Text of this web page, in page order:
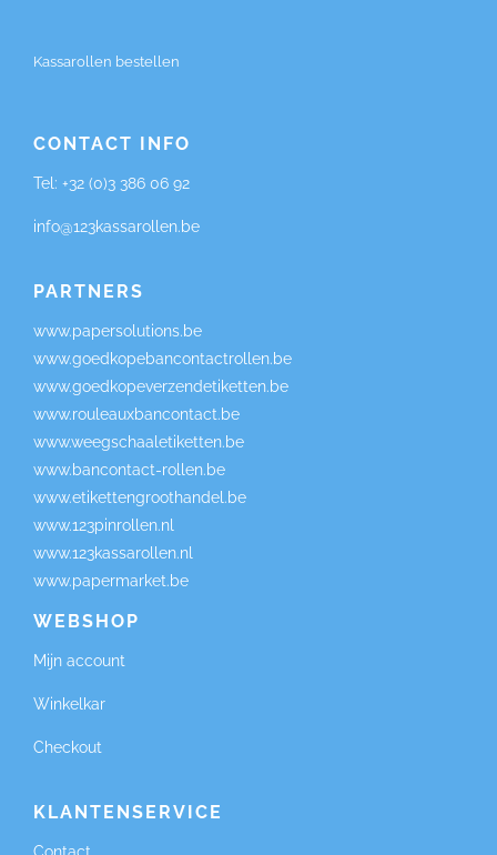
Kassarollen bestellen
CONTACT INFO
Tel: +32 (0)3 386 06 92
info@123kassarollen.be
PARTNERS
www.papersolutions.be
www.goedkopebancontactrollen.be
www.goedkopeverzendetiketten.be
www.rouleauxbancontact.be
www.weegschaaletiketten.be
www.bancontact-rollen.be
www.etikettengroothandel.be
www.123pinrollen.nl
www.123kassarollen.nl
www.papermarket.be
WEBSHOP
Mijn account
Winkelkar
Checkout
KLANTENSERVICE